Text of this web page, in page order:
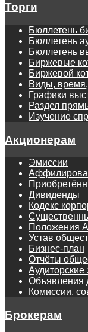
Торги
Бюллетень
Бюллетень
Бюллетень
Биржевые
Биржевой
Виды, время,
Графики
Раздел
Изучение
Акционерам
Эмиссии
Дивиденды
Кодекс
Положения
Устав
Бизнес-план
Отчёты
Аудиторские
Объявления
Комиссии,
Брокерам